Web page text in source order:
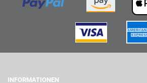
INFORMATIONEN